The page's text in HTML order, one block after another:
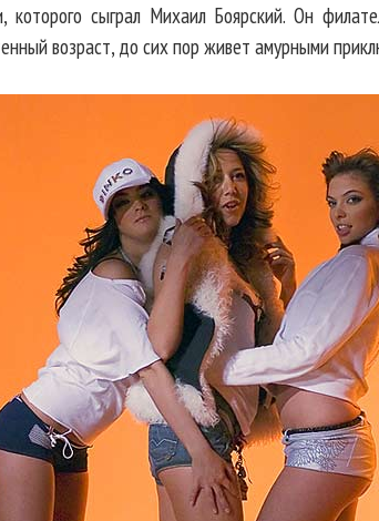
которого сыграл Михаил Боярский. Он
возраст, до сих пор живет амурными